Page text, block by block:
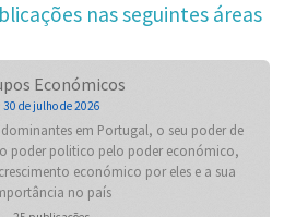
nas seguintes áreas
Económicos
30 de julho de 2026
em Portugal, o seu poder de
poder politico pelo poder económico,
económico por eles e a sua
no país